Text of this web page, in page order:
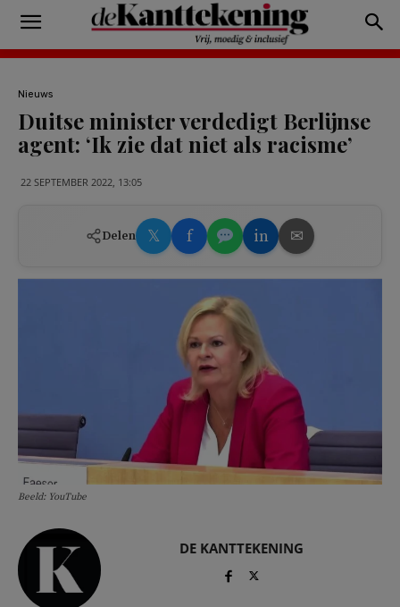
Nieuws
Duitse minister verdedigt Berlijnse
agent: ‘Ik zie dat niet als racisme’
22 SEPTEMBER 2022, 13:05
Delen 𝕏 f in ✉
Beeld: YouTube
DE KANTTEKENING